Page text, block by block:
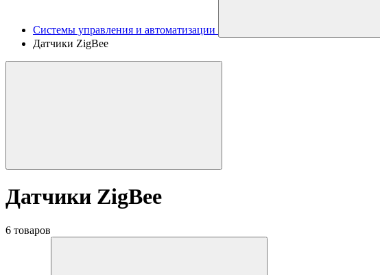
Системы управления и автоматизации
Датчики ZigBee
Датчики ZigBee
6 товаров